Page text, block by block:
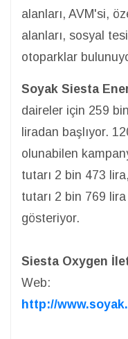
alanları, AVM'si,
alanları, sosyal
otoparklar
Soyak Siesta
daireler için 259
liradan başlıyor.
olunabilen
tutarı 2 bin 473
tutarı 2 bin 769
gösteriyor.
Siesta Oxygen
Web:
http://